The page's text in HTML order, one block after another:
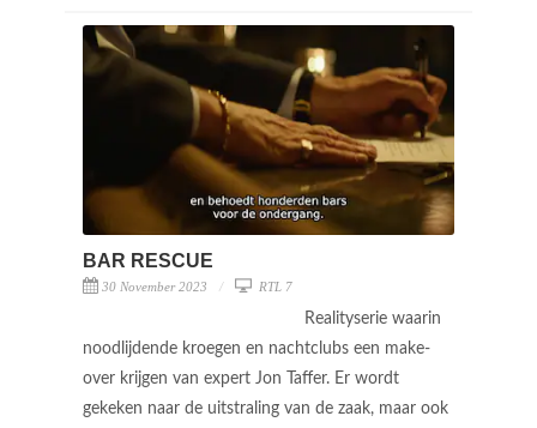
BAR RESCUE
30 November 2023 RTL 7
Realityserie waarin
noodlijdende kroegen en nachtclubs een make-
over krijgen van expert Jon Taffer. Er wordt
gekeken naar de uitstraling van de zaak, maar ook